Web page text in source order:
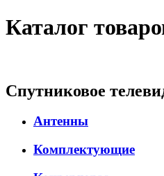
Каталог
Спутниковое
Антенны
Комплектующие